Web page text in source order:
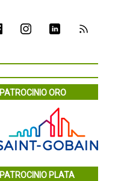
PATROCINIO ORO
PATROCINIO PLATA